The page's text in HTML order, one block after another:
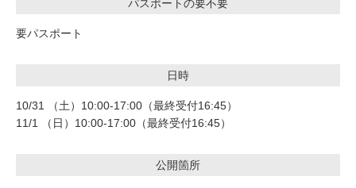
パスポートの要不要
要パスポート
日時
10/31 （土）10:00-17:00（最終受付16:45）
11/1 （日）10:00-17:00（最終受付16:45）
公開箇所